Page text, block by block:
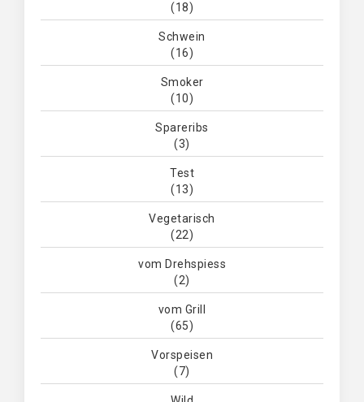
(18)
Schwein
(16)
Smoker
(10)
Spareribs
(3)
Test
(13)
Vegetarisch
(22)
vom Drehspiess
(2)
vom Grill
(65)
Vorspeisen
(7)